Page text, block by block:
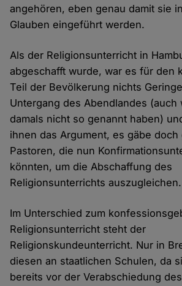
angehören, eben genau damit sie
Glauben eingeführt werden.
Als der Religionsunterricht in
abgeschafft wurde, war es für den
Teil der Bevölkerung nichts
Untergang des Abendlandes (auch
damals nicht so genannt haben)
ihnen das Argument, es gäbe
Pastoren, die nun
könnten, um die Abschaffung des
Religionsunterrichts auszugleichen.
Im Unterschied zum
Religionsunterricht steht der
Religionskundeunterricht. Nur in
diesen an staatlichen Schulen, da
bereits vor der Verabschiedung